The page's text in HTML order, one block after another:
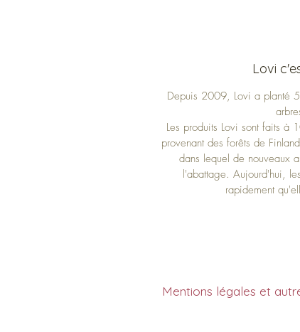
Lovi
Depuis 2009, Lovi a planté
Les produits Lovi sont faits à
provenant des forêts de
dans lequel de nouveaux
l'abattage. Aujourd'hui,
rapidement
Mentions légales et